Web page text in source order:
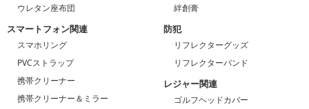
ウレタン座布団
スマートフォン関連
スマホリング
PVCストラップ
携帯クリーナー
携帯クリーナー＆ミラー
絆創膏
防犯
リフレクターグッズ
リフレクターバンド
レジャー関連
ゴルフヘッドカバー